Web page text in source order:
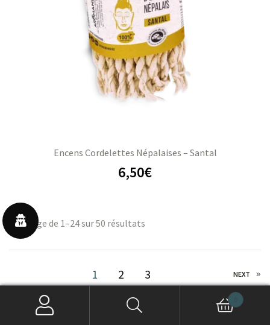
Encens Cordelettes Népalaises – Santal
6,50€
Affichage de 1–24 sur 50 résultats
1 2 3 NEXT